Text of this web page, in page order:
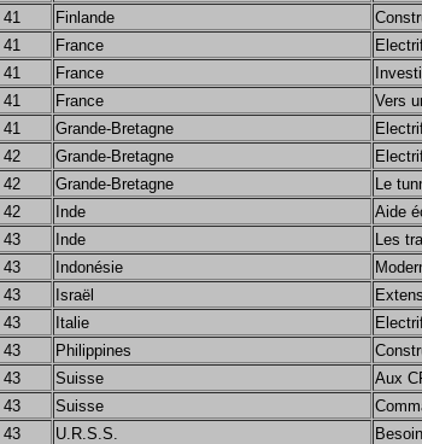
41 Finlande
41 France
41 France
41 France
Vers
41 Grande-Bretagne
42 Grande-Bretagne
42 Grande-Bretagne
Le
42 Inde
Aide
43 Inde
Les
43 Indonésie
43 Israël
43 Italie
43 Philippines
43 Suisse
Aux
43 Suisse
43 U.R.S.S.